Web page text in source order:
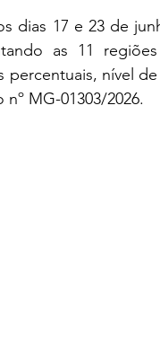
dias 17 e 23 de
as 11
nível
MG-01303/2026.